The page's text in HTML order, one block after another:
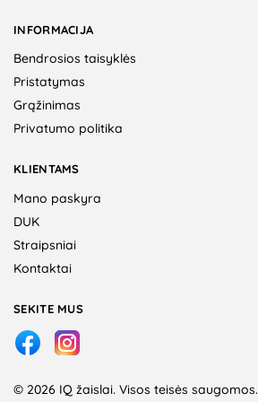
INFORMACIJA
Bendrosios taisyklės
Pristatymas
Grąžinimas
Privatumo politika
KLIENTAMS
Mano paskyra
DUK
Straipsniai
Kontaktai
SEKITE MUS
© 2026 IQ žaislai. Visos teisės saugomos.